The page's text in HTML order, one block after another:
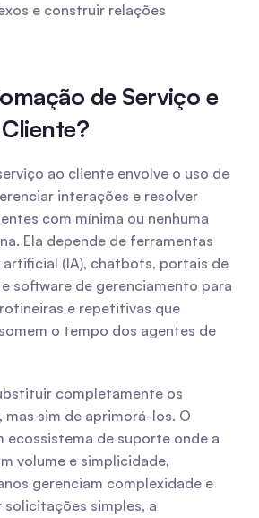
e construir relações
de Serviço e
ao cliente envolve o uso de
interações e resolver
com mínima ou nenhuma
Ela depende de ferramentas
(IA), chatbots, portais de
software de gerenciamento para
e repetitivas que
o tempo dos agentes de
completamente os
mas sim de aprimorá-los. O
ecossistema de suporte onde a
volume e simplicidade,
gerenciam complexidade e
simples, a